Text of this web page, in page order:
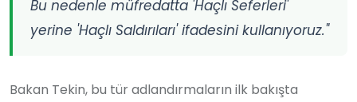
Bu nedenle müfredatta 'Haçlı Seferleri'
yerine 'Haçlı Saldırıları' ifadesini kullanıyoruz."
Bakan Tekin, bu tür adlandırmaların ilk bakışta